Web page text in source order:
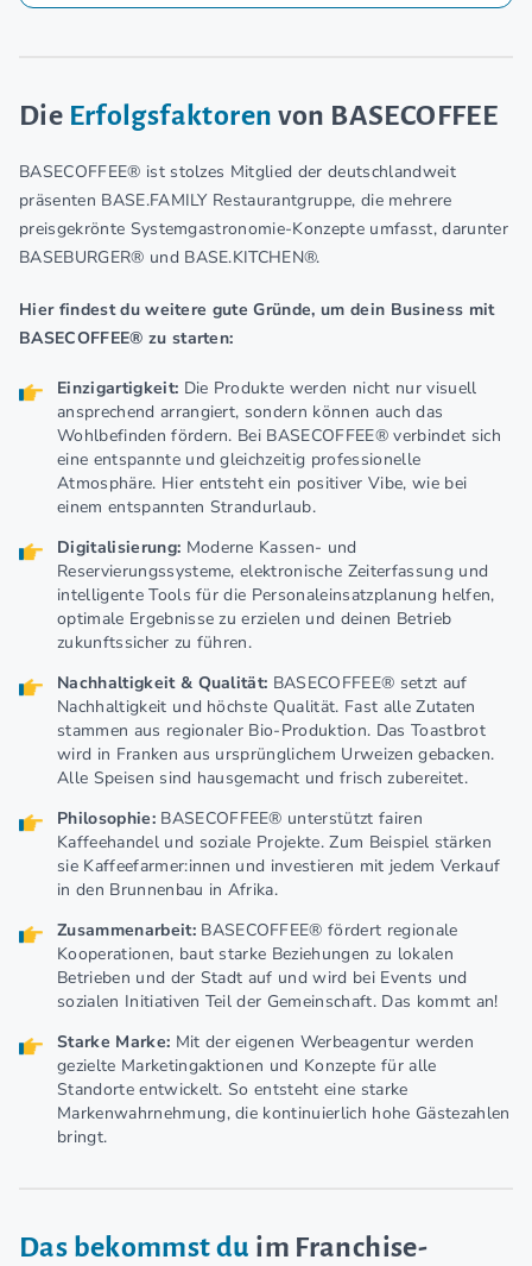
Die Erfolgsfaktoren von BASECOFFEE
BASECOFFEE® ist stolzes Mitglied der deutschlandweit
präsenten BASE.FAMILY Restaurantgruppe, die mehrere
preisgekrönte Systemgastronomie-Konzepte umfasst, darunter
BASEBURGER® und BASE.KITCHEN®.
Hier findest du weitere gute Gründe, um dein Business mit
BASECOFFEE® zu starten:
Einzigartigkeit: Die Produkte werden nicht nur visuell
ansprechend arrangiert, sondern können auch das
Wohlbefinden fördern. Bei BASECOFFEE® verbindet sich
eine entspannte und gleichzeitig professionelle
Atmosphäre. Hier entsteht ein positiver Vibe, wie bei
einem entspannten Strandurlaub.
Digitalisierung: Moderne Kassen- und
Reservierungssysteme, elektronische Zeiterfassung und
intelligente Tools für die Personaleinsatzplanung helfen,
optimale Ergebnisse zu erzielen und deinen Betrieb
zukunftssicher zu führen.
Nachhaltigkeit & Qualität: BASECOFFEE® setzt auf
Nachhaltigkeit und höchste Qualität. Fast alle Zutaten
stammen aus regionaler Bio-Produktion. Das Toastbrot
wird in Franken aus ursprünglichem Urweizen gebacken.
Alle Speisen sind hausgemacht und frisch zubereitet.
Philosophie:BASECOFFEE® unterstützt fairen
Kaffeehandel und soziale Projekte. Zum Beispiel stärken
sie Kaffeefarmer:innen und investieren mit jedem Verkauf
in den Brunnenbau in Afrika.
Zusammenarbeit:BASECOFFEE® fördert regionale
Kooperationen, baut starke Beziehungen zu lokalen
Betrieben und der Stadt auf und wird bei Events und
sozialen Initiativen Teil der Gemeinschaft. Das kommt an!
Starke Marke: Mit der eigenen Werbeagentur werden
gezielte Marketingaktionen und Konzepte für alle
Standorte entwickelt. So entsteht eine starke
Markenwahrnehmung, die kontinuierlich hohe Gästezahlen
bringt.
Das bekommst du im Franchise-